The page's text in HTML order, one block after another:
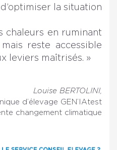
la situation
chaleurs en ruminant
reste accessible
leviers maîtrisés. »
Louise BERTOLINI,
d’élevage GEN’IAtest
changement climatique